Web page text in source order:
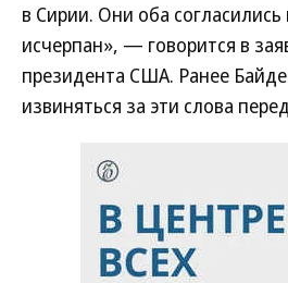
в Сирии. Они оба
исчерпан», — говорится в
президента США. Ранее
извиняться за эти слова